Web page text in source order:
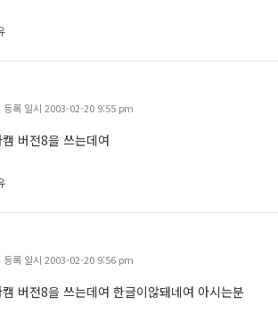
등록 일시 2003-02-20 9:55 pm
버전8을 쓰는데여
등록 일시 2003-02-20 9:56 pm
버전8을 쓰는데여 한글이않돼네여 아시는분